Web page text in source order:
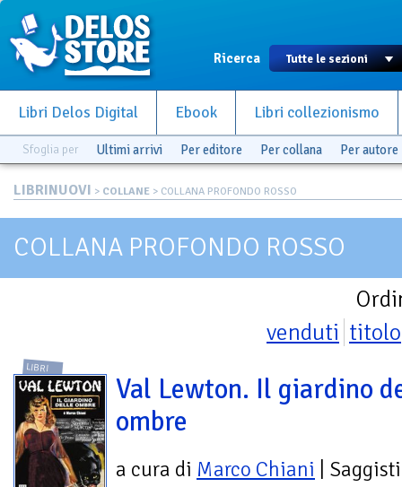
Ricerca
Libri Delos Digital Ebook Libri collezionismo
Sfoglia per Ultimi arrivi Per editore Per collana Per autore
LIBRINUOVI > COLLANE > COLLANA PROFONDO ROSSO
COLLANA PROFONDO ROSSO
venduti titolo
LIBRI
Val Lewton. Il giardino
ombre
a cura di Marco Chiani |